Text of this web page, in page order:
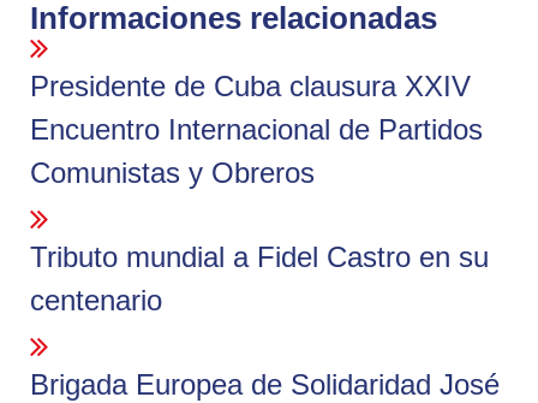
Informaciones relacionadas
Presidente de Cuba clausura XXIV
Encuentro Internacional de Partidos
Comunistas y Obreros
Tributo mundial a Fidel Castro en su
centenario
Brigada Europea de Solidaridad José